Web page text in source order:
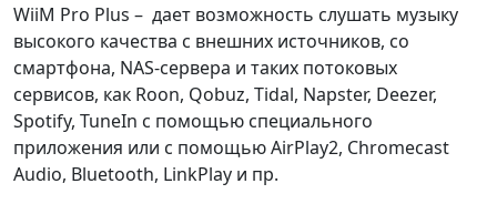
WiiM Pro Plus – дает возможность слушать музыку
высокого качества с внешних источников, со
смартфона, NAS-сервера и таких потоковых
сервисов, как Roon, Qobuz, Tidal, Napster, Deezer,
Spotify, TuneIn с помощью специального
приложения или с помощью AirPlay2, Chromecast
Audio, Bluetooth, LinkPlay и пр.